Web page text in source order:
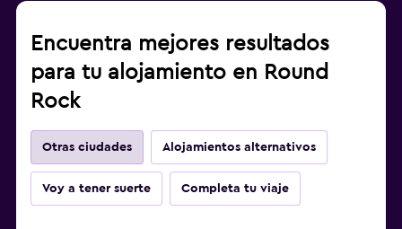
Encuentra mejores resultados
para tu alojamiento en Round
Rock
Otras ciudades Alojamientos alternativos
Voy a tener suerte Completa tu viaje